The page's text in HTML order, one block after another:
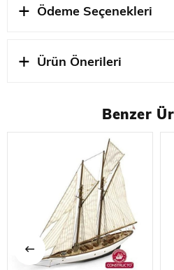
Sınırlı sayıda üretilen
(numaralı üniteler),
yöntemi ile tanımlanır .
Genişlik : 430 mm (16,9
Yükseklik : 870 mm
Uzunluk : 1.022 mm
Parça sayısı : 10.915
Tahmini yapım süresi :
Hobbytime Model
OcCre'nin sınırlı sayıda
her ayrıntıda gerçek ayrıcalığı
çapında yalnızca 669 adet
Ödeme Seçenekleri
Ürün Önerileri
Benzer